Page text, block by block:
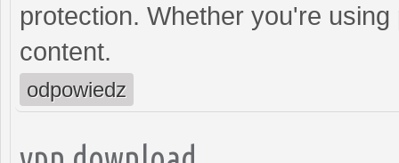
protection. Whether you're
content.
odpowiedz